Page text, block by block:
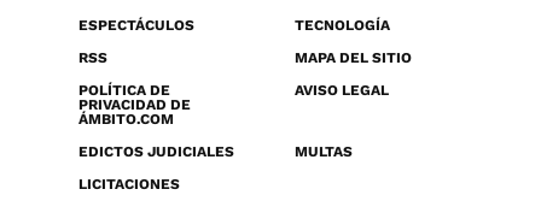
ESPECTÁCULOS
TECNOLOGÍA
RSS
MAPA DEL SITIO
POLÍTICA DE
PRIVACIDAD DE
ÁMBITO.COM
AVISO LEGAL
EDICTOS JUDICIALES
MULTAS
LICITACIONES